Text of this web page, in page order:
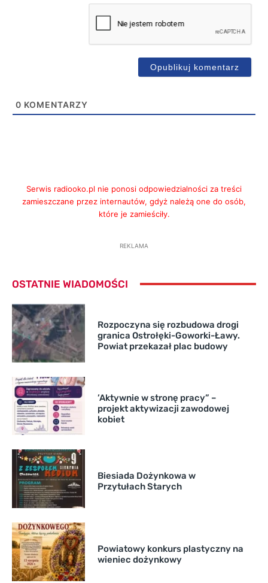
0 KOMENTARZY
Serwis radiooko.pl nie ponosi odpowiedzialności za treści
zamieszczane przez internautów, gdyż należą one do osób,
które je zamieściły.
REKLAMA
OSTATNIE WIADOMOŚCI
Rozpoczyna się rozbudowa drogi
granica Ostrołęki-Goworki-Ławy.
Powiat przekazał plac budowy
’Aktywnie w stronę pracy” –
projekt aktywizacji zawodowej
kobiet
Biesiada Dożynkowa w
Przytułach Starych
Powiatowy konkurs plastyczny na
wieniec dożynkowy